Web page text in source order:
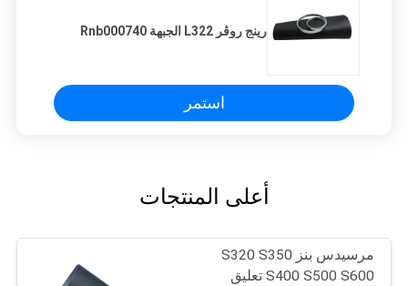
رينج روڤر L322 الجبهة Rnb000740
استمر
أعلى المنتجات
مرسيدس بنز S320 S350
S400 S500 S600 تعليق